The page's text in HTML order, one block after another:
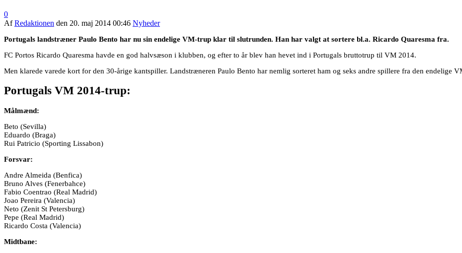
0
AfRedaktionen den 20. maj 2014 00:46 Nyheder
Portugals landstræner Paulo Bento har nu sin endelige VM-trup klar til slutrunden. Han har valgt at sortere bl.a. Ricardo Quaresma fra.
FC Portos Ricardo Quaresma havde en god halvsæson i klubben, og efter to år blev han hevet ind i Portugals bruttotrup til VM 2014.
Men klarede varede kort for den 30-årige kantspiller. Landstræneren Paulo Bento har nemlig sorteret ham og seks andre spillere fra den endelige
Portugals VM 2014-trup:
Målmænd:
Beto (Sevilla)
Eduardo (Braga)
Rui Patricio (Sporting Lissabon)
Forsvar:
Andre Almeida (Benfica)
Bruno Alves (Fenerbahce)
Fabio Coentrao (Real Madrid)
Joao Pereira (Valencia)
Neto (Zenit St Petersburg)
Pepe (Real Madrid)
Ricardo Costa (Valencia)
Midtbane: